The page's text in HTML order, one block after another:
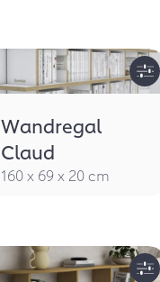
Wandregal
Claud
160 x 69 x 20 cm